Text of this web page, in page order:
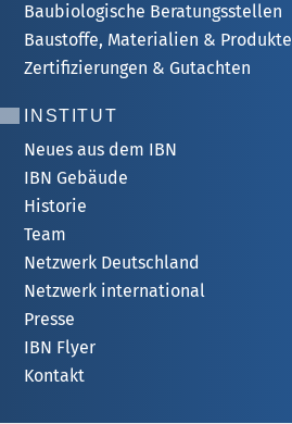
Baubiologische Beratungsstellen
Baustoffe, Materialien & Produkte
Zertifizierungen & Gutachten
INSTITUT
Neues aus dem IBN
IBN Gebäude
Historie
Team
Netzwerk Deutschland
Netzwerk international
Presse
IBN Flyer
Kontakt